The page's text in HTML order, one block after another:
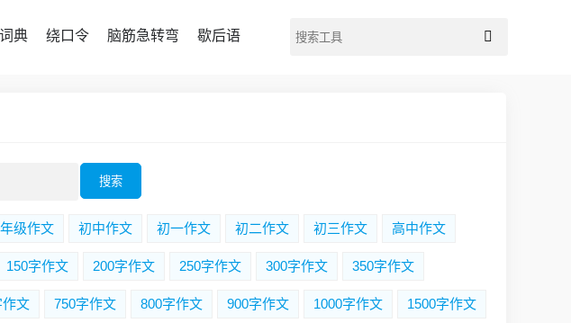
典 绕口令 脑筋急转弯 歇后语
搜索
级作文 初中作文 初一作文 初二作文 初三作文 高中作文
150字作文 200字作文 250字作文 300字作文 350字作文
作文 750字作文 800字作文 900字作文 1000字作文 1500字作文